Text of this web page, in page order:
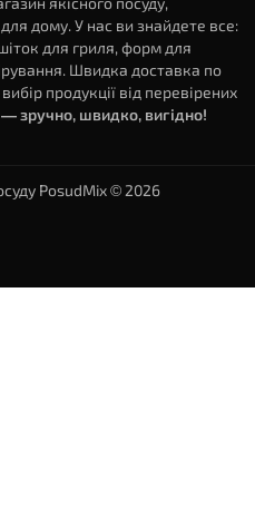
дому. У нас ви знайдете все:
для гриля, форм для
Швидка доставка по
продукції від перевірених
зручно, швидко, вигідно!
PosudMix © 2026